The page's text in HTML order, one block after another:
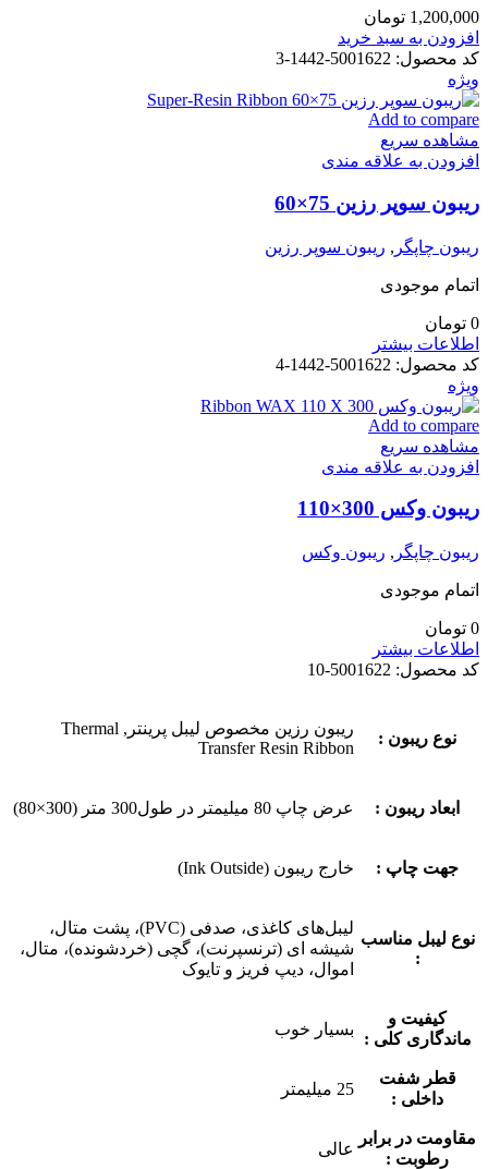
1,200,000 تومان
افزودن به سبد خرید
کد محصول: 5001622-1442-3
ویژه
Add to compare
مشاهده سریع
افزودن به علاقه مندی
ریبون سوپر رزین 75×60
ریبون چاپگر , ریبون سوپر رزین
اتمام موجودی
0 تومان
اطلاعات بیشتر
کد محصول: 5001622-1442-4
ویژه
Add to compare
مشاهده سریع
افزودن به علاقه مندی
ریبون وکس 300×110
ریبون چاپگر , ریبون وکس
اتمام موجودی
0 تومان
اطلاعات بیشتر
کد محصول: 5001622-10
نوع ریبون :
ریبون رزین مخصوص لیبل پرینتر, Thermal
Transfer Resin Ribbon
ابعاد ریبون : عرض چاپ 80 میلیمتر در طول300 متر (300×80)
جهت چاپ : خارج ریبون (Ink Outside)
نوع لیبل مناسب
:
لیبل‌های کاغذی، صدفی (PVC)، پشت متال،
شیشه ای (ترنسپرنت)، گچی (خردشونده)، متال،
اموال، دیپ فریز و تایوک
کیفیت و
ماندگاری کلی :
بسیار خوب
قطر شفت
داخلی :
25 میلیمتر
مقاومت در برابر
رطوبت :
عالی